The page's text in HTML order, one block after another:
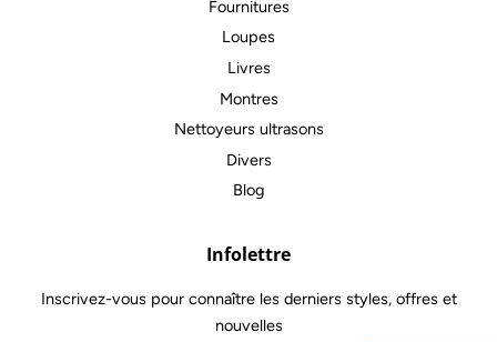
Fournitures
Loupes
Livres
Montres
Nettoyeurs ultrasons
Divers
Blog
Infolettre
Inscrivez-vous pour connaître les derniers styles, offres et
nouvelles